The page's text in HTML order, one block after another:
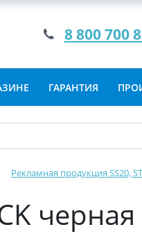
8 800 700
ГАРАНТИЯ
Рекламная продукция SS20,